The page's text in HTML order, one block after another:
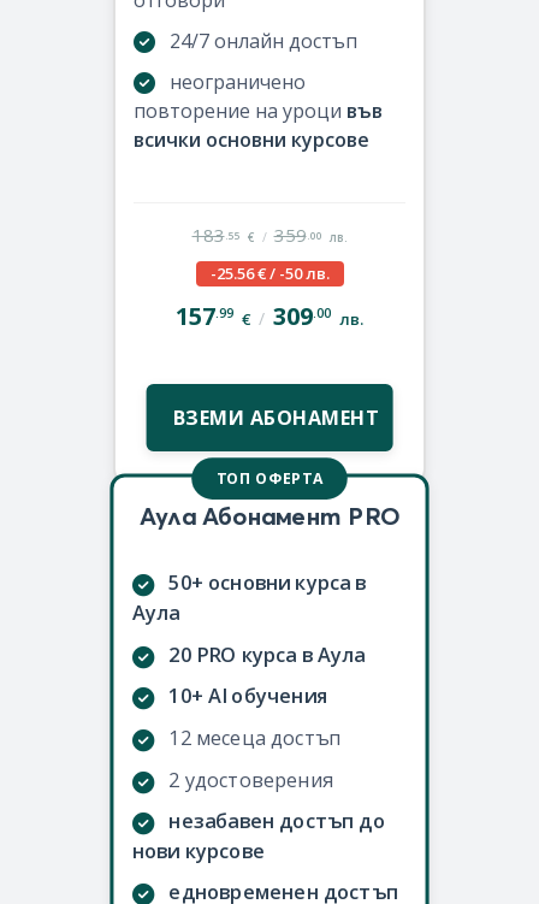
24/7 онлайн достъп
неограничено
повторение на уроци във
всички основни курсове
183.55 € / 359.00 лв.
-25.56 € / -50 лв.
157 .99 € / 309 .00 лв.
ВЗЕМИ АБОНАМЕНТ
ТОП ОФЕРТА
Аула Абонамент PRO
50+ основни курса в
Аула
20 PRO курса в Аула
10+ AI обучения
12 месеца достъп
2 удостоверения
незабавен достъп до
нови курсове
едновременен достъп